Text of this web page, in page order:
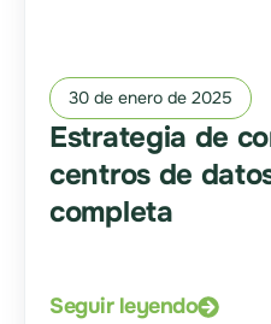
30 de enero de 2025
Estrategia de
centros de
completa
Seguir leyendo